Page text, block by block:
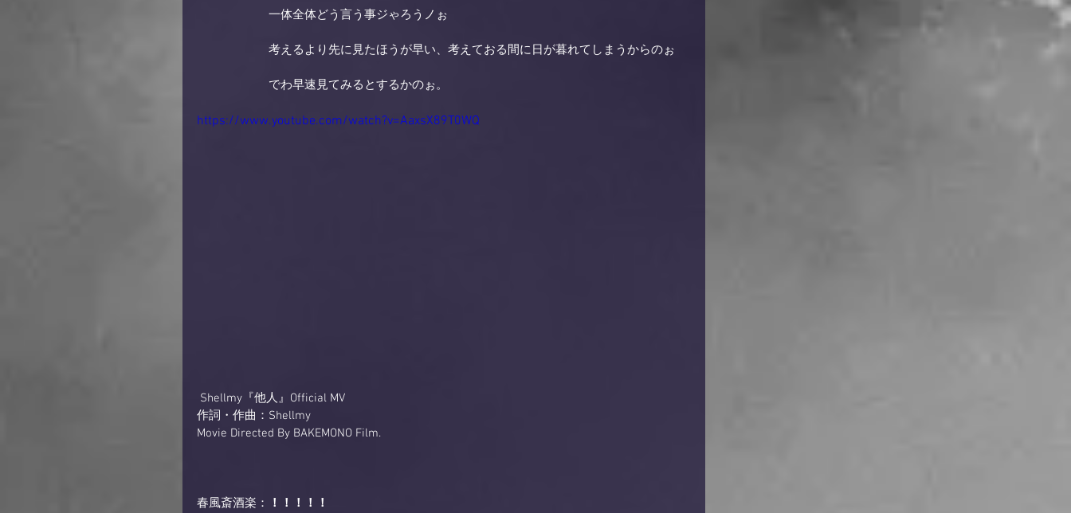
一体全体どう言う事ジゃろうノぉ
考えるより先に見たほうが早い、考えておる間に日が暮れてしまうからのぉ
でわ早速見てみるとするかのぉ。
https://www.youtube.com/watch?v=AaxsX89T0WQ
Shellmy『他人』Official MV
作詞・作曲：Shellmy
Movie Directed By BAKEMONO Film.
春風斎酒楽： ！！！！！